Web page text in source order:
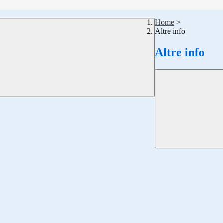
Home >
Altre info
Altre info